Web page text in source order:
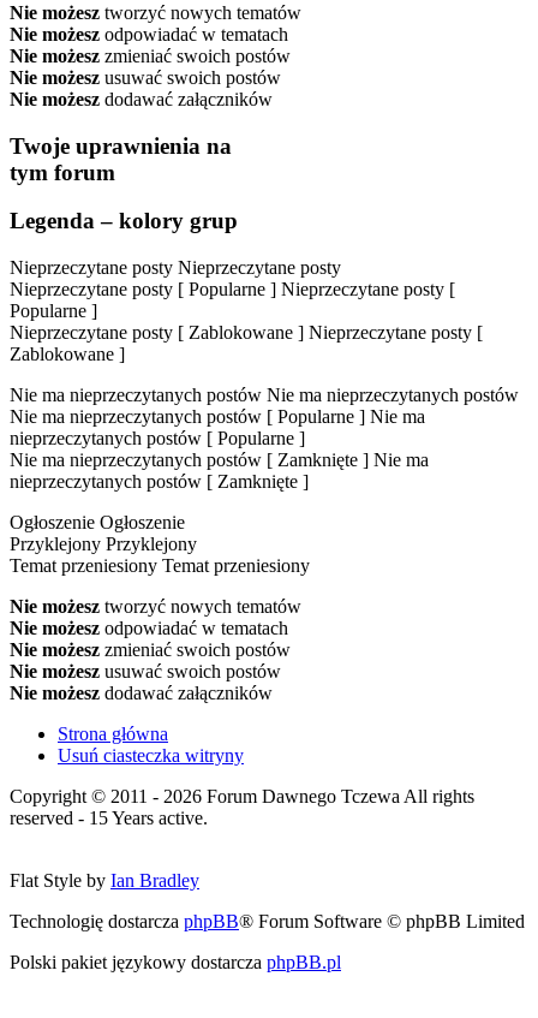
Nie możesz tworzyć nowych tematów
Nie możesz odpowiadać w tematach
Nie możesz zmieniać swoich postów
Nie możesz usuwać swoich postów
Nie możesz dodawać załączników
Twoje uprawnienia na
tym forum
Legenda – kolory grup
Nieprzeczytane posty Nieprzeczytane posty
Nieprzeczytane posty [ Popularne ] Nieprzeczytane posty [
Popularne ]
Nieprzeczytane posty [ Zablokowane ] Nieprzeczytane posty [
Zablokowane ]
Nie ma nieprzeczytanych postów Nie ma nieprzeczytanych postów
Nie ma nieprzeczytanych postów [ Popularne ] Nie ma
nieprzeczytanych postów [ Popularne ]
Nie ma nieprzeczytanych postów [ Zamknięte ] Nie ma
nieprzeczytanych postów [ Zamknięte ]
Ogłoszenie Ogłoszenie
Przyklejony Przyklejony
Temat przeniesiony Temat przeniesiony
Nie możesz tworzyć nowych tematów
Nie możesz odpowiadać w tematach
Nie możesz zmieniać swoich postów
Nie możesz usuwać swoich postów
Nie możesz dodawać załączników
Strona główna
Usuń ciasteczka witryny
Copyright © 2011 - 2026 Forum Dawnego Tczewa All rights
reserved - 15 Years active.
Flat Style by Ian Bradley
Technologię dostarcza phpBB® Forum Software © phpBB Limited
Polski pakiet językowy dostarcza phpBB.pl